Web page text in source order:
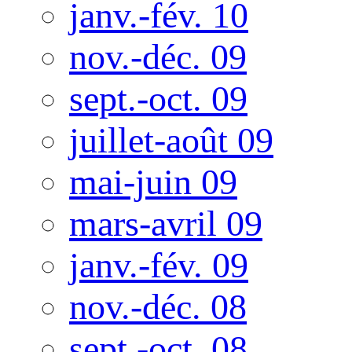
janv.-fév. 10
nov.-déc. 09
sept.-oct. 09
juillet-août 09
mai-juin 09
mars-avril 09
janv.-fév. 09
nov.-déc. 08